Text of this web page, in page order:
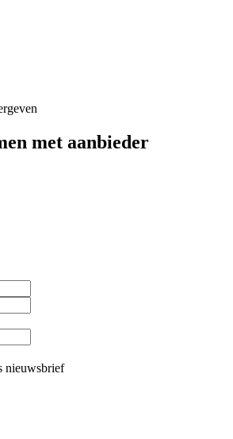
met aanbieder
nieuwsbrief